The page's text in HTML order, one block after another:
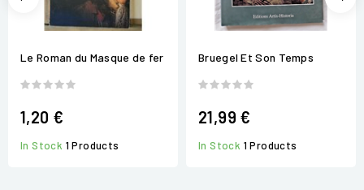
Le Roman du Masque de fer
1,20 €
In Stock 1 Products
Bruegel Et Son Temps
21,99 €
In Stock 1 Products